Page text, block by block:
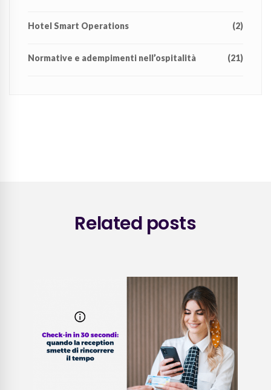
Hotel Smart Operations (2)
Normative e adempimenti nell’ospitalità (21)
Related posts